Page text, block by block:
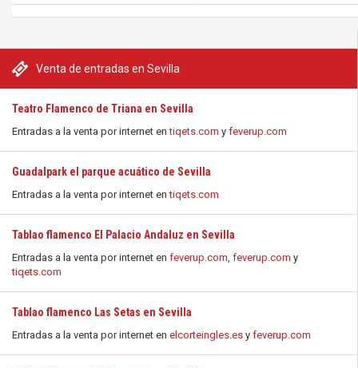
Venta de entradas en Sevilla
Teatro Flamenco de Triana en Sevilla
Entradas a la venta por internet entiqets.com y feverup.com
Guadalpark el parque acuático de Sevilla
Entradas a la venta por internet entiqets.com
Tablao flamenco El Palacio Andaluz en Sevilla
Entradas a la venta por internet en feverup.com, feverup.com y
tiqets.com
Tablao flamenco Las Setas en Sevilla
Entradas a la venta por internet en elcorteingles.es y feverup.com